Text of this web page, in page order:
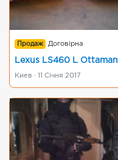
Продаж Договірна
Lexus LS460 L Ottaman
Киев · 11 Січня 2017